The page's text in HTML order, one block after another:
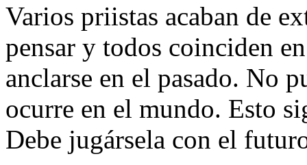
Varios priistas acaban de
pensar y todos coinciden
anclarse en el pasado. No
ocurre en el mundo. Esto
Debe jugársela con el